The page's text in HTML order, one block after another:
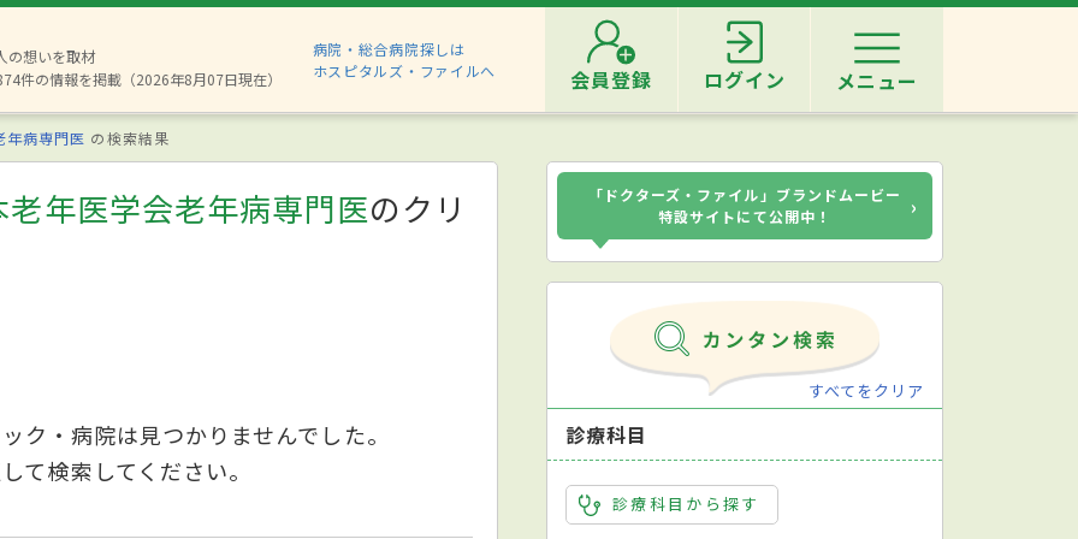
の想いを取材
件の情報を掲載（2026年8月07日現在）
病院・総合病院探しは
ホスピタルズ・ファイルへ
会員登録 ログイン メニュー
年病専門医 の検索結果
年医学会老年病専門医のクリ
ク・病院は見つかりませんでした。
て検索してください。
「ドクターズ・ファイル」ブランドムービー
特設サイトにて公開中！
›
すべてをクリア
診療科目
診療科目から探す